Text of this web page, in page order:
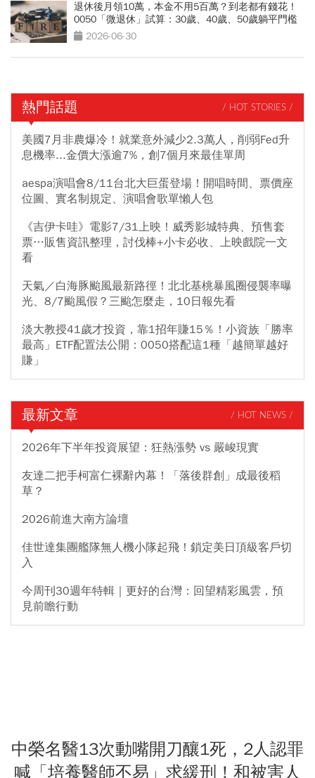
退休後月領10萬，本金不用5百萬？到老都有錢花！
0050「微退休」試算：30歲、40歲、50歲躺平門檻
公開2026-06-30
熱門話題 / HOT STORIES /
美國7月非農爆冷！就業意外減少2.3萬人，削弱Fed升
息機率...金價大漲逾7%，創7個月來最佳單周
aespa演唱會8/11台北大巨蛋登場！開唱時間、票價座
位圖、實名制規定、演唱會歌單懶人包
《吉伊卡哇》電影7/31上映！威秀影城特典、預售套
票…販售資訊整理，討伐棒+小卡必收、上映戲院一文
看
天氣／白海豚颱風最新路徑！北北基桃暴風圈侵襲率曝
光、8/7颱風假？三颱怎麼走，10日報先看
淡大教授41歲才投資，靠1招年賺15％！小資族「勝率
最高」ETF配置法公開：0050搭配這1種「越簡單越好
賺」
最新文章 / HOT NEWS /
2026年下半年投資展望：狂熱漲勢 vs 嚴峻現實
友達二把手柯富仁裸辭內幕！「落後群創」成最後稻
草？
2026前進大南方論壇
佳世達集團艦隊無人機小隊起飛！鎖定美日頂級客戶切
入
今周刊30週年特輯｜更好的台灣：回望精彩風雲，預
見前瞻行動
中榮名醫13次動嘴開刀釀1死，2人認罪
喊「培養醫師不易」求緩刑！和被害人